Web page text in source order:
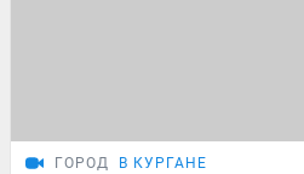
ГОРОД В КУРГАНЕ